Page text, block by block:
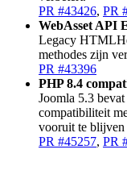
PR #43426, PR
WebAsset API
Legacy
methodes zijn
PR #43396
PHP 8.4
Joomla 5.3
compatibiliteit
vooruit te blijven
PR #45257, PR